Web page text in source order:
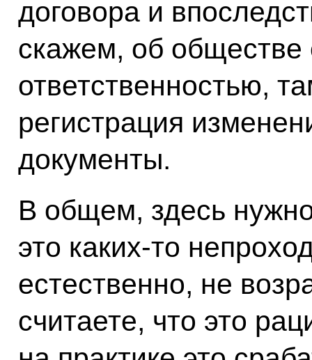
договора и
скажем, об обществе
ответственностью,
регистрация
документы.
В общем, здесь
это каких‑то
естественно, не
считаете, что это